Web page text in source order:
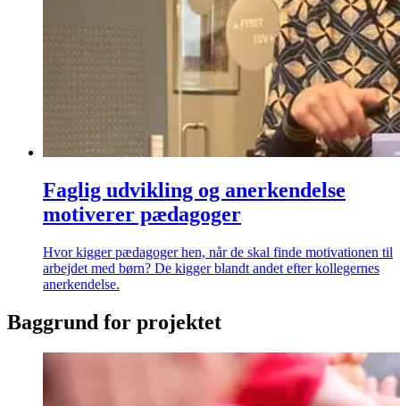
Faglig udvikling og anerkendelse
motiverer pædagoger
Hvor kigger pædagoger hen, når de skal finde motivationen til
arbejdet med børn? De kigger blandt andet efter kollegernes
anerkendelse.
Baggrund for projektet